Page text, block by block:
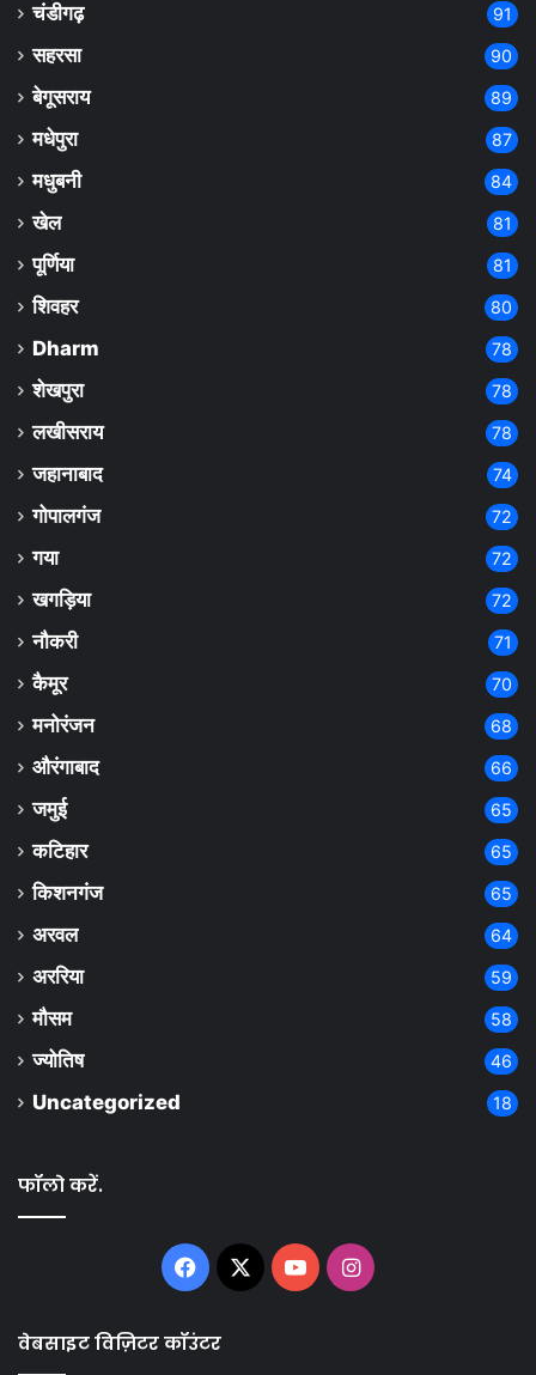
चंडीगढ़ 91
सहरसा 90
बेगूसराय 89
मधेपुरा 87
मधुबनी 84
खेल 81
पूर्णिया 81
शिवहर 80
Dharm 78
शेखपुरा 78
लखीसराय 78
जहानाबाद 74
गोपालगंज 72
गया 72
खगड़िया 72
नौकरी 71
कैमूर 70
मनोरंजन 68
औरंगाबाद 66
जमुई 65
कटिहार 65
किशनगंज 65
अरवल 64
अररिया 59
मौसम 58
ज्योतिष 46
Uncategorized 18
फॉलो करें.
Facebook
X YouTubeInstagram
वेबसाइट विज़िटर कॉउंटर